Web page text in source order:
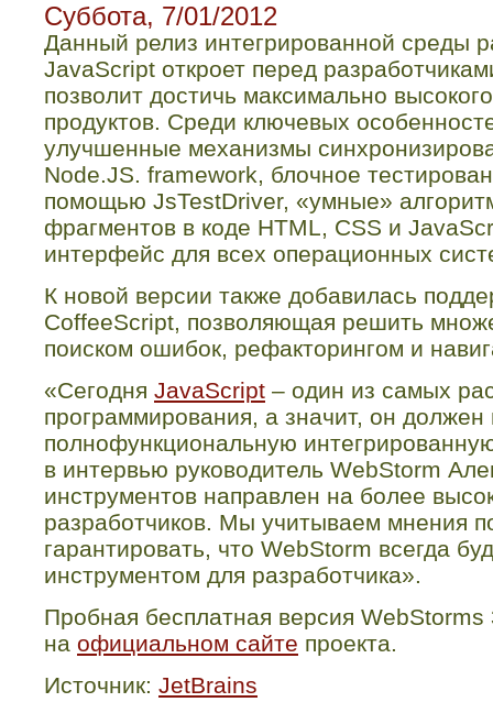
Суббота, 7/01/2012
Данный релиз интегрированной среды
JavaScript откроет перед
позволит достичь максимально
продуктов. Среди ключевых
улучшенные механизмы
Node.JS. framework, блочное
помощью JsTestDriver, «умные»
фрагментов в коде HTML, CSS и
интерфейс для всех операционных
К новой версии также добавилась
CoffeeScript, позволяющая решить
поиском ошибок, рефакторингом и
«Сегодня JavaScript – один из самых
программирования, а значит, он
полнофункциональную
в интервью руководитель WebStorm
инструментов направлен на более
разработчиков. Мы учитываем мнения
гарантировать, что WebStorm всегда
инструментом для разработчика».
Пробная бесплатная версия WebStorms
на официальном сайте проекта.
Источник: JetBrains